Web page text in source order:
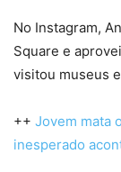
No Instagram,
Square e
visitou museus
++ Jovem mata
inesperado